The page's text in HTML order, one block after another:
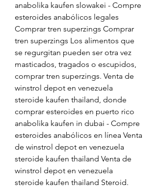
anabolika kaufen slowakei - Compre
esteroides anabólicos legales
Comprar tren superzings Comprar
tren superzings Los alimentos que
se regurgitan pueden ser otra vez
masticados, tragados o escupidos,
comprar tren superzings. Venta de
winstrol depot en venezuela
steroide kaufen thailand, donde
comprar esteroides en puerto rico
anabolika kaufen in dubai - Compre
esteroides anabólicos en línea Venta
de winstrol depot en venezuela
steroide kaufen thailand Venta de
winstrol depot en venezuela
steroide kaufen thailand Steroid.